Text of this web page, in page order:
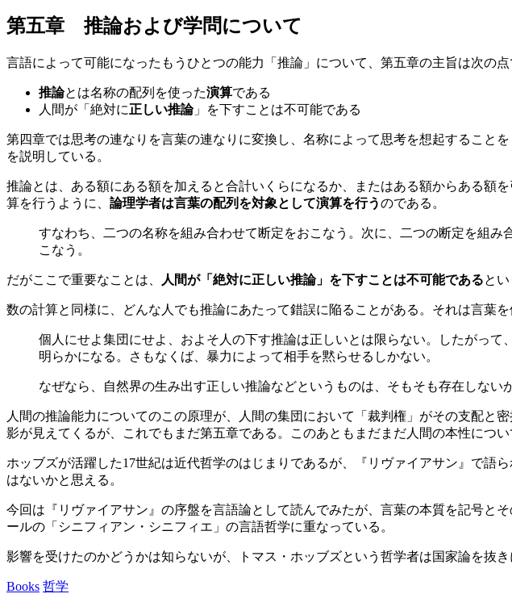
第五章 推論および学問について
言語によって可能になったもうひとつの能力「推論」について、第五章の主旨は次の点
推論とは名称の配列を使った演算である
人間が「絶対に正しい推論」を下すことは不可能である
第四章では思考の連なりを言葉の連なりに変換し、名称によって思考を想起すること
を説明している。
推論とは、ある額にある額を加えると合計いくらになるか、またはある額からある額
算を行うように、 論理学者は言葉の配列を対象として演算を行うのである。
すなわち、二つの名称を組み合わせて断定をおこなう。次に、二つの断定を組
こなう。
だがここで重要なことは、 人間が「絶対に正しい推論」を下すことは不可能であるとい
数の計算と同様に、どんな人でも推論にあたって錯誤に陥ることがある。それは言葉
個人にせよ集団にせよ、およそ人の下す推論は正しいとは限らない。したがって、
明らかになる。さもなくば、暴力によって相手を黙らせるしかない。
なぜなら、自然界の生み出す正しい推論などというものは、そもそも存在しない
人間の推論能力についてのこの原理が、人間の集団において「裁判権」がその支配
影が見えてくるが、これでもまだ第五章である。このあともまだまだ人間の本性につい
ホッブズが活躍した17世紀は近代哲学のはじまりであるが、『リヴァイアサン』で語
はないかと思える。
今回は『リヴァイアサン』の序盤を言語論として読んでみたが、言葉の本質を記号と
ールの「シニフィアン・シニフィエ」の言語哲学に重なっている。
影響を受けたのかどうかは知らないが、トマス・ホッブズという哲学者は国家論を抜
Books 哲学